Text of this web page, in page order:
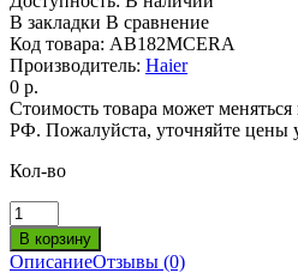
В закладки В сравнение
Код товара: AB182MCERA
Производитель: Haier
0 р.
Стоимость товара может
РФ. Пожалуйста, уточняйте цены
Кол-во
ОписаниеОтзывы (0)